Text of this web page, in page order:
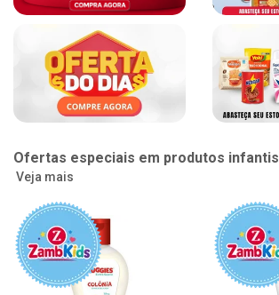
Ofertas especiais em produtos infantis
Veja mais